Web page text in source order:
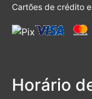
Cartões de crédito
Horário